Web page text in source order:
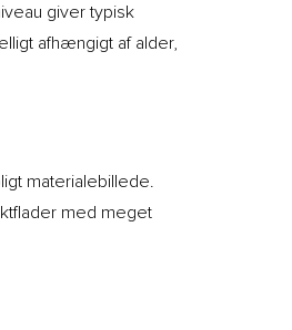
giver typisk
afhængigt af alder,
materialebillede.
med meget